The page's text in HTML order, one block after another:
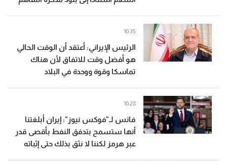
الرئيس الإيراني: أعتقد أن الوقت الحالي
هو أفضل وقت للاتفاق لأن هناك
تماسكا وقوة ووحدة في البلاد
10:35
فانس لـ"فوكس نيوز": إيران أبلغتنا
أنها ستسمح بتدفق النفط بأقصى قدر
عبر هرمز لكننا لا نثق بذلك حتى إثباته
10:28